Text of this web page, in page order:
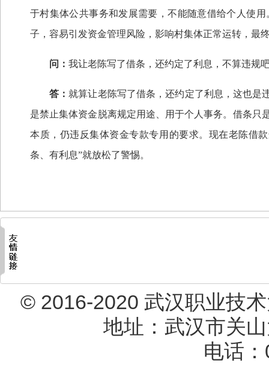
于村集体公共事务和发展需要，不能随意借给个人使
子，容易引发资金管理风险，影响村集体正常运转，最
问： 我让老陈写了借条，还约定了利息，不算违规
答：就算让老陈写了借条，还约定了利息，这也是
是禁止集体资金脱离规定用途、用于个人事务。借条
本质，仍违反集体资金专款专用的要求。现在老陈借
条、有利息”就放松了警惕。
© 2016-2020 武汉职业技
地址：武汉市关
电话